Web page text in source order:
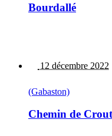
Bourdallé
12 décembre 2022
(Gabaston)
Chemin de